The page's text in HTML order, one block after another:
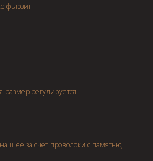
фьюзинг.
размер регулируется.
шее за счет проволоки с памятью,